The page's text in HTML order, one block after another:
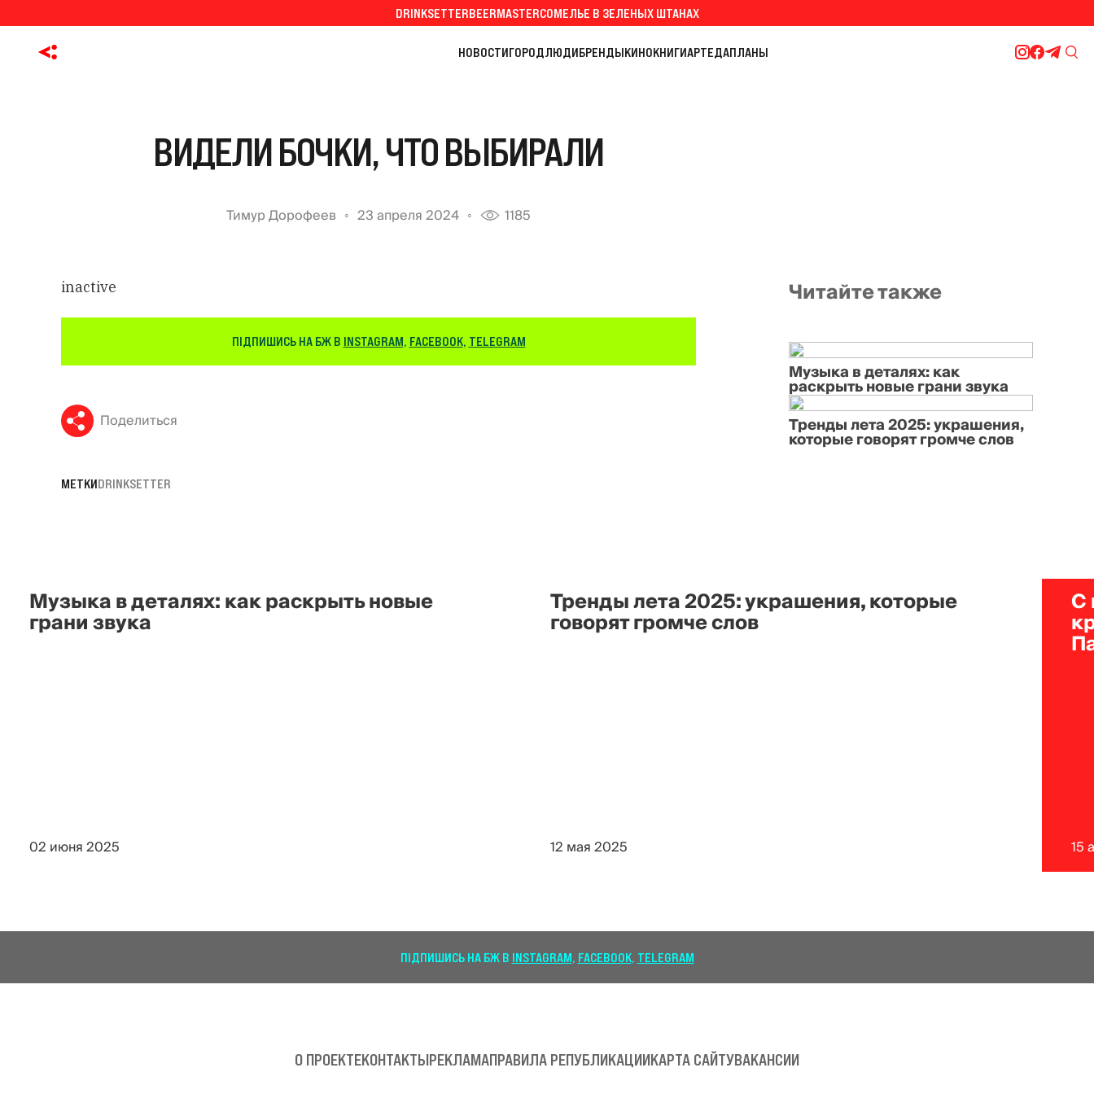
DRINKSETTERBEERMASTERСОМЕЛЬЕ В ЗЕЛЕНЫХ ШТАНАХ
НОВОСТИГОРОДЛЮДИБРЕНДЫКИНОКНИГИАРТЕДАПЛАНЫ
ВИДЕЛИ БОЧКИ, ЧТО ВЫБИРАЛИ
Тимур Дорофеев 23 апреля 2024 1185
inactive
ПІДПИШИСЬ НА БЖ В INSTAGRAM, FACEBOOK, TELEGRAM
Поделиться
МЕТКИDRINKSETTER
Читайте также
Музыка в деталях: как
раскрыть новые грани звука
Тренды лета 2025: украшения,
которые говорят громче слов
Музыка в деталях: как раскрыть новые
грани звука
02 июня 2025
Тренды лета 2025: украшения, которые
говорят громче слов
12 мая 2025
С
15
ПІДПИШИСЬ НА БЖ В INSTAGRAM, FACEBOOK, TELEGRAM
О ПРОЕКТЕКОНТАКТЫРЕКЛАМАПРАВИЛА РЕПУБЛИКАЦИИКАРТА САЙТУВАКАНСИИ